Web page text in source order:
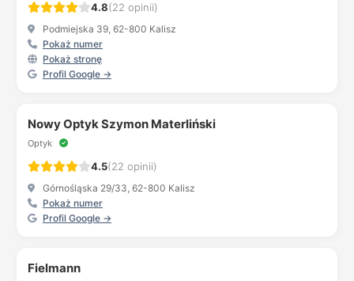
4.8(22 opinii)
Podmiejska 39, 62-800 Kalisz
Pokaż numer
Pokaż stronę
Profil Google →
Nowy Optyk Szymon Materliński
Optyk
4.5(22 opinii)
Górnośląska 29/33, 62-800 Kalisz
Pokaż numer
Profil Google →
Fielmann